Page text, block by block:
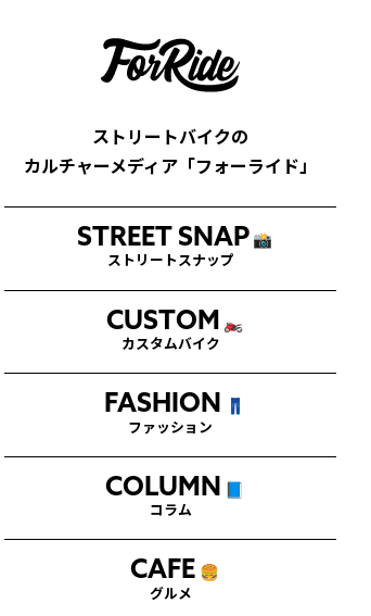
ストリートバイクの
カルチャーメディア「フォーライド」
STREET SNAP 📸
ストリートスナップ
CUSTOM 🏍
カスタムバイク
FASHION 👖
ファッション
COLUMN
コラム
CAFE 🍔
グルメ